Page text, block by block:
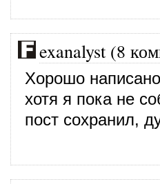
exanalyst (8
Хорошо
хотя я пока не
пост сохранил,